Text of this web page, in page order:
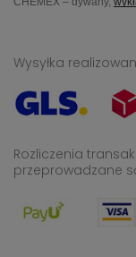
Wysyłka
Rozliczenia
przeprowadzane